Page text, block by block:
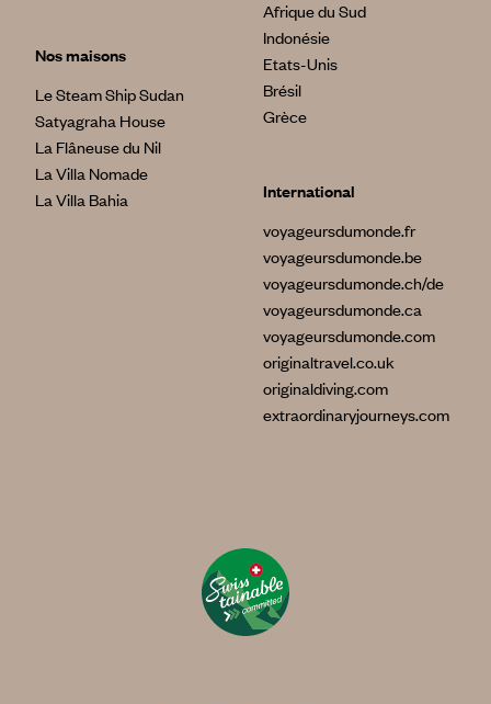
Nos maisons
Le Steam Ship Sudan
Satyagraha House
La Flâneuse du Nil
La Villa Nomade
La Villa Bahia
Afrique du Sud
Indonésie
Etats-Unis
Brésil
Grèce
International
voyageursdumonde.fr
voyageursdumonde.be
voyageursdumonde.ch/de
voyageursdumonde.ca
voyageursdumonde.com
originaltravel.co.uk
originaldiving.com
extraordinaryjourneys.com